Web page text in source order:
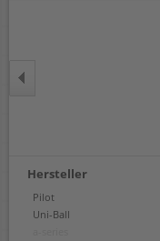
Hersteller
Pilot
Uni-Ball